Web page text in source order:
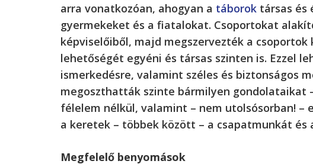
arra vonatkozóan, ahogyan a táborok társas és
gyermekeket és a fiatalokat. Csoportokat
képviselőiből, majd megszervezték a
lehetőségét egyéni és társas szinten is. Ezzel
ismerkedésre, valamint széles és biztonságos
megoszthatták szinte bármilyen gondolataikat
félelem nélkül, valamint – nem utolsósorban! –
a keretek – többek között – a csapatmunkát
Megfelelő benyomások